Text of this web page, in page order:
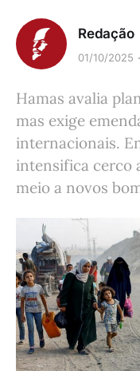
Redação
01/10/2025
Hamas avalia
mas exige
internacionais.
intensifica cerco
meio a novos